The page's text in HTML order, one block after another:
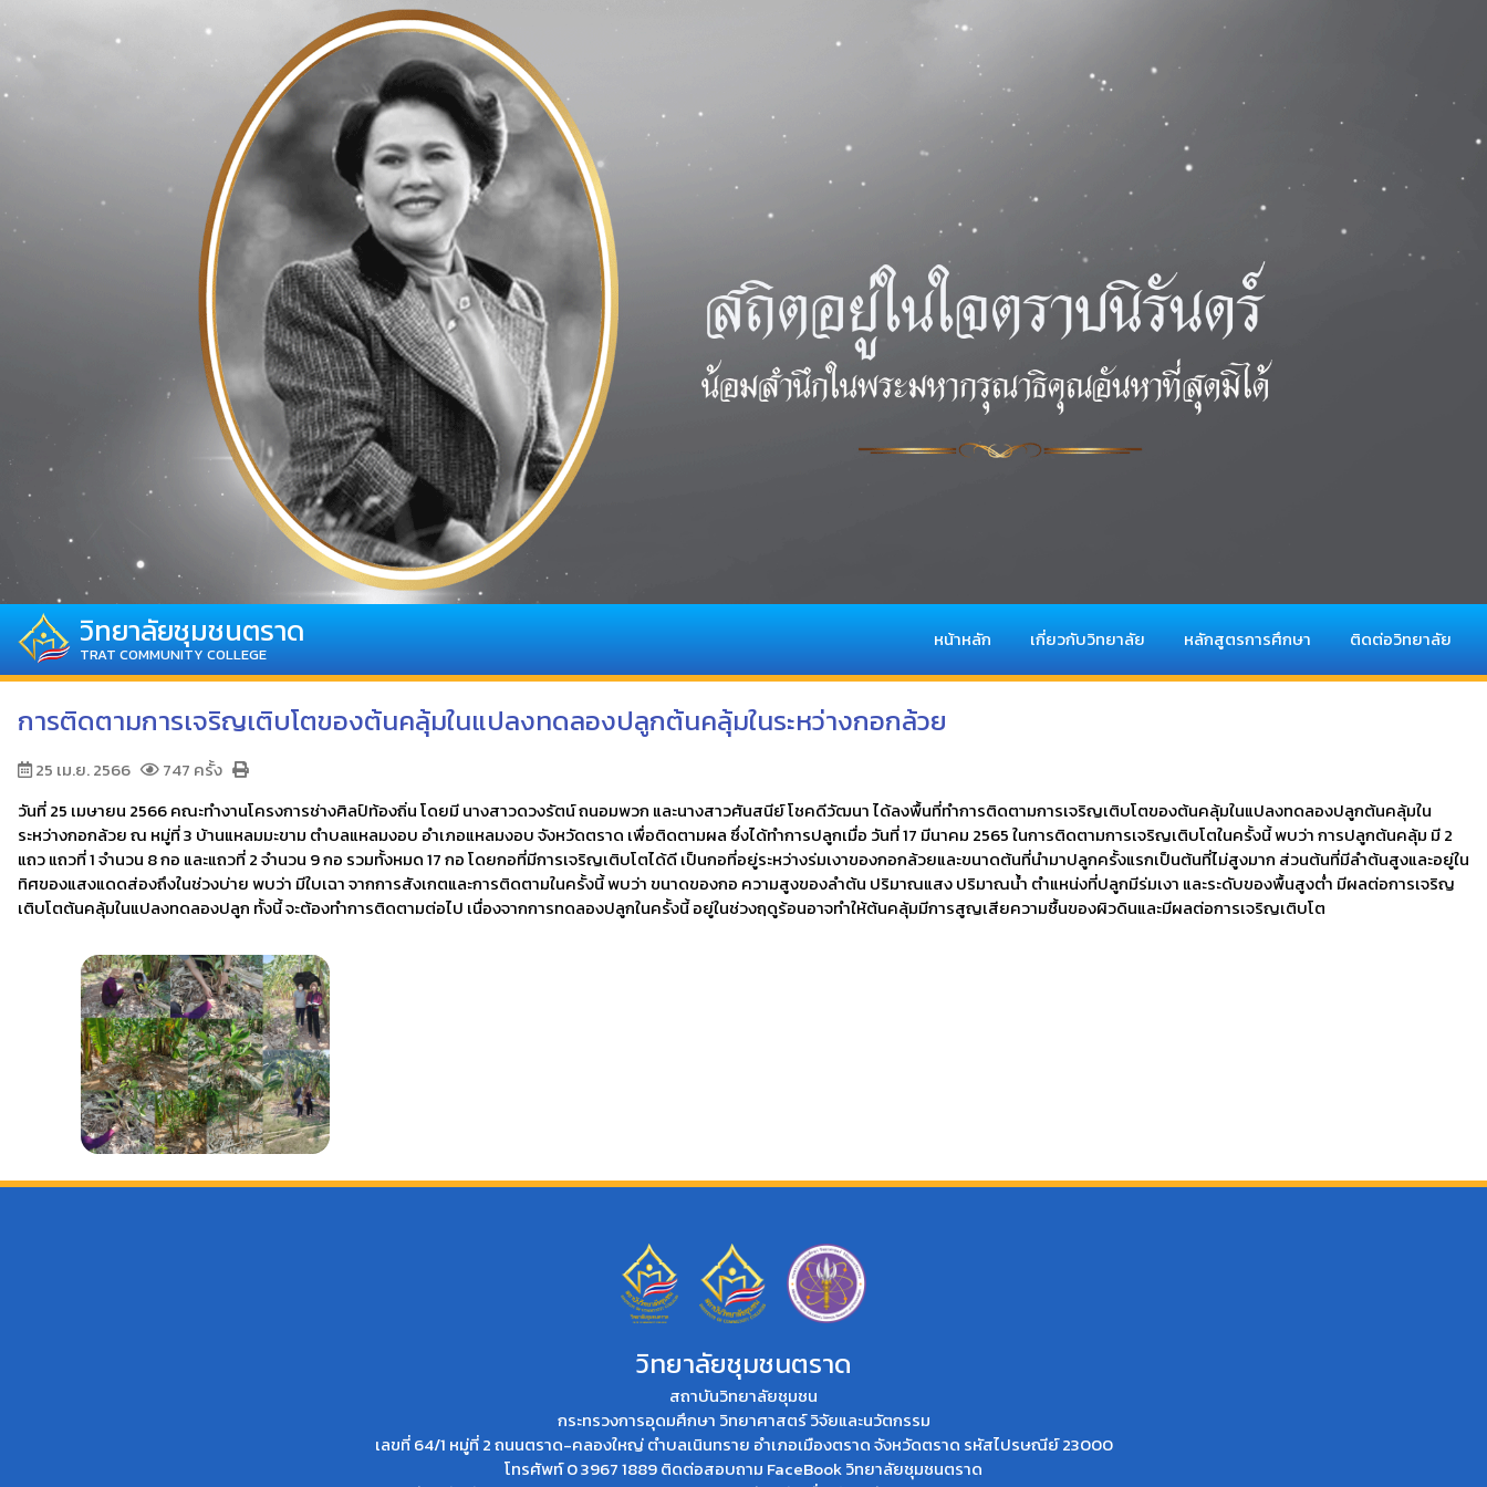
วิทยาลัยชุมชนตราด
TRAT COMMUNITY COLLEGE
หน้าหลัก เกี่ยวกับวิทยาลัย หลักสูตรการศึกษา ติดต่อวิทยาลัย
การติดตามการเจริญเติบโตของต้นคลุ้มในแปลงทดลองปลูกต้นคลุ้มในระหว่างกอกล้วย
25 เม.ย. 2566
747 ครั้ง
วันที่ 25 เมษายน 2566 คณะทำงานโครงการช่างศิลป์ท้องถิ่น โดยมี นางสาวดวงรัตน์ ถนอมพวก และนางสาวศันสนีย์ โชคดีวัฒนา ได้ลงพื้นที่ทำการติดตามการเจริญเติบโตของต้นคลุ้มในแปลงทดลองปลูกต้นคลุ้มใน
ระหว่างกอกล้วย ณ หมู่ที่ 3 บ้านแหลมมะขาม ตำบลแหลมงอบ อำเภอแหลมงอบ จังหวัดตราด เพื่อติดตามผล ซึ่งได้ทำการปลูกเมื่อ วันที่ 17 มีนาคม 2565 ในการติดตามการเจริญเติบโตในครั้งนี้ พบว่า การปลูกต้นคลุ้ม มี 2
แถว แถวที่ 1 จำนวน 8 กอ และแถวที่ 2 จำนวน 9 กอ รวมทั้งหมด 17 กอ โดยกอที่มีการเจริญเติบโตได้ดี เป็นกอที่อยู่ระหว่างร่มเงาของกอกล้วยและขนาดต้นที่นำมาปลูกครั้งแรกเป็นต้นที่ไม่สูงมาก ส่วนต้นที่มีลำต้นสูงและอยู่ใน
ทิศของแสงแดดส่องถึงในช่วงบ่าย พบว่า มีใบเฉา จากการสังเกตและการติดตามในครั้งนี้ พบว่า ขนาดของกอ ความสูงของลำต้น ปริมาณแสง ปริมาณน้ำ ตำแหน่งที่ปลูกมีร่มเงา และระดับของพื้นสูงต่ำ มีผลต่อการเจริญ
เติบโตต้นคลุ้มในแปลงทดลองปลูก ทั้งนี้ จะต้องทำการติดตามต่อไป เนื่องจากการทดลองปลูกในครั้งนี้ อยู่ในช่วงฤดูร้อนอาจทำให้ต้นคลุ้มมีการสูญเสียความชื้นของผิวดินและมีผลต่อการเจริญเติบโต
วิทยาลัยชุมชนตราด
สถาบันวิทยาลัยชุมชน
กระทรวงการอุดมศึกษา วิทยาศาสตร์ วิจัยและนวัตกรรม
เลขที่ 64/1 หมู่ที่ 2 ถนนตราด-คลองใหญ่ ตำบลเนินทราย อำเภอเมืองตราด จังหวัดตราด รหัสไปรษณีย์ 23000
โทรศัพท์ 0 3967 1889 ติดต่อสอบถาม FaceBook วิทยาลัยชุมชนตราด